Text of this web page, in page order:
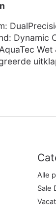
Dynamic
Alle
Sale